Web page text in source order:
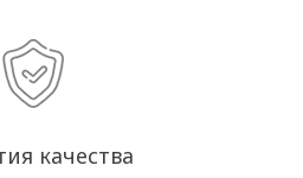
качества